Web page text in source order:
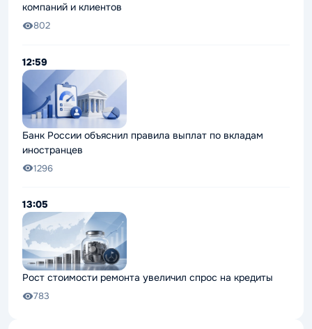
компаний и клиентов
802
12:59
Банк России объяснил правила выплат по вкладам
иностранцев
1296
13:05
Рост стоимости ремонта увеличил спрос на кредиты
783